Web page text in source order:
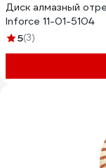
Диск алмазный
Inforce 11-01-5104
5(3)